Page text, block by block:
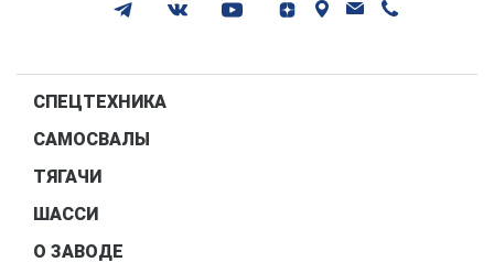
СПЕЦТЕХНИКА
САМОСВАЛЫ
ТЯГАЧИ
ШАССИ
О ЗАВОДЕ